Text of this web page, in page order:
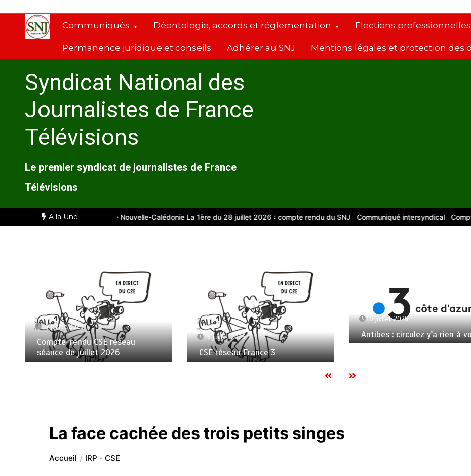
contenu
Communiqués Déontologie, accords et réglementation Elections professionnelles
Permanence juridique et conseils Adhérer au SNJ Mentions légales et protection des
Syndicat National des
Journalistes de France
Télévisions
Le premier syndicat de journalistes de France
Télévisions
A la Une
Comité d’entreprise de Nouvelle-Calédonie La 1ère du 28 juillet 2026 : compte rendu du SNJ Communiqué intersyndical Compte-
16 juillet 2026
Compte-rendu CSE réseau
séance de juillet 2026
16 juillet 2026
CSE réseau France 3
10 juillet 2026
Antibes : circulez y’a rien à
La face cachée des trois petits singes
Accueil IRP - CSE